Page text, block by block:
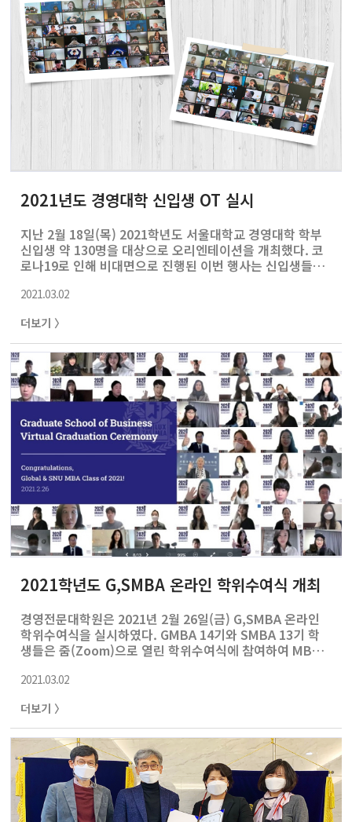
2021년도 경영대학 신입생 OT 실시
지난 2월 18일(목) 2021학년도 서울대학교 경영대학 학부
신입생 약 130명을 대상으로 오리엔테이션을 개최했다. 코
로나19로 인해 비대면으로 진행된 이번 행사는 신입생들에
앞으로의 대학생활에 대한 전반적인 이해를 돕고자 마련하
2021.03.02
더보기 〉
2021학년도 G,SMBA 온라인 학위수여식 개최
경영전문대학원은 2021년 2월 26일(금) G,SMBA 온라인
학위수여식을 실시하였다. GMBA 14기와 SMBA 13기 학
생들은 줌(Zoom)으로 열린 학위수여식에 참여하여 MBA
작된 졸업 기념 영상에는 최종학 MBA 부학장, 이경미 부주
이정수 학생회장의 답사가 담겼고, G,SMBA 학생들은 졸업
을 앞두고 MBA 수학시절의 추억을 다시금 공유하였다. 비
대면 행사로 실시되었지만, 교수진과 전체 참석 학생들이
동시에 포즈를 취하여 단체사진을 촬영하며 MBA 졸업의
순간을 실시간으로 공유할 수 있었다.
2021.03.02
더보기 〉